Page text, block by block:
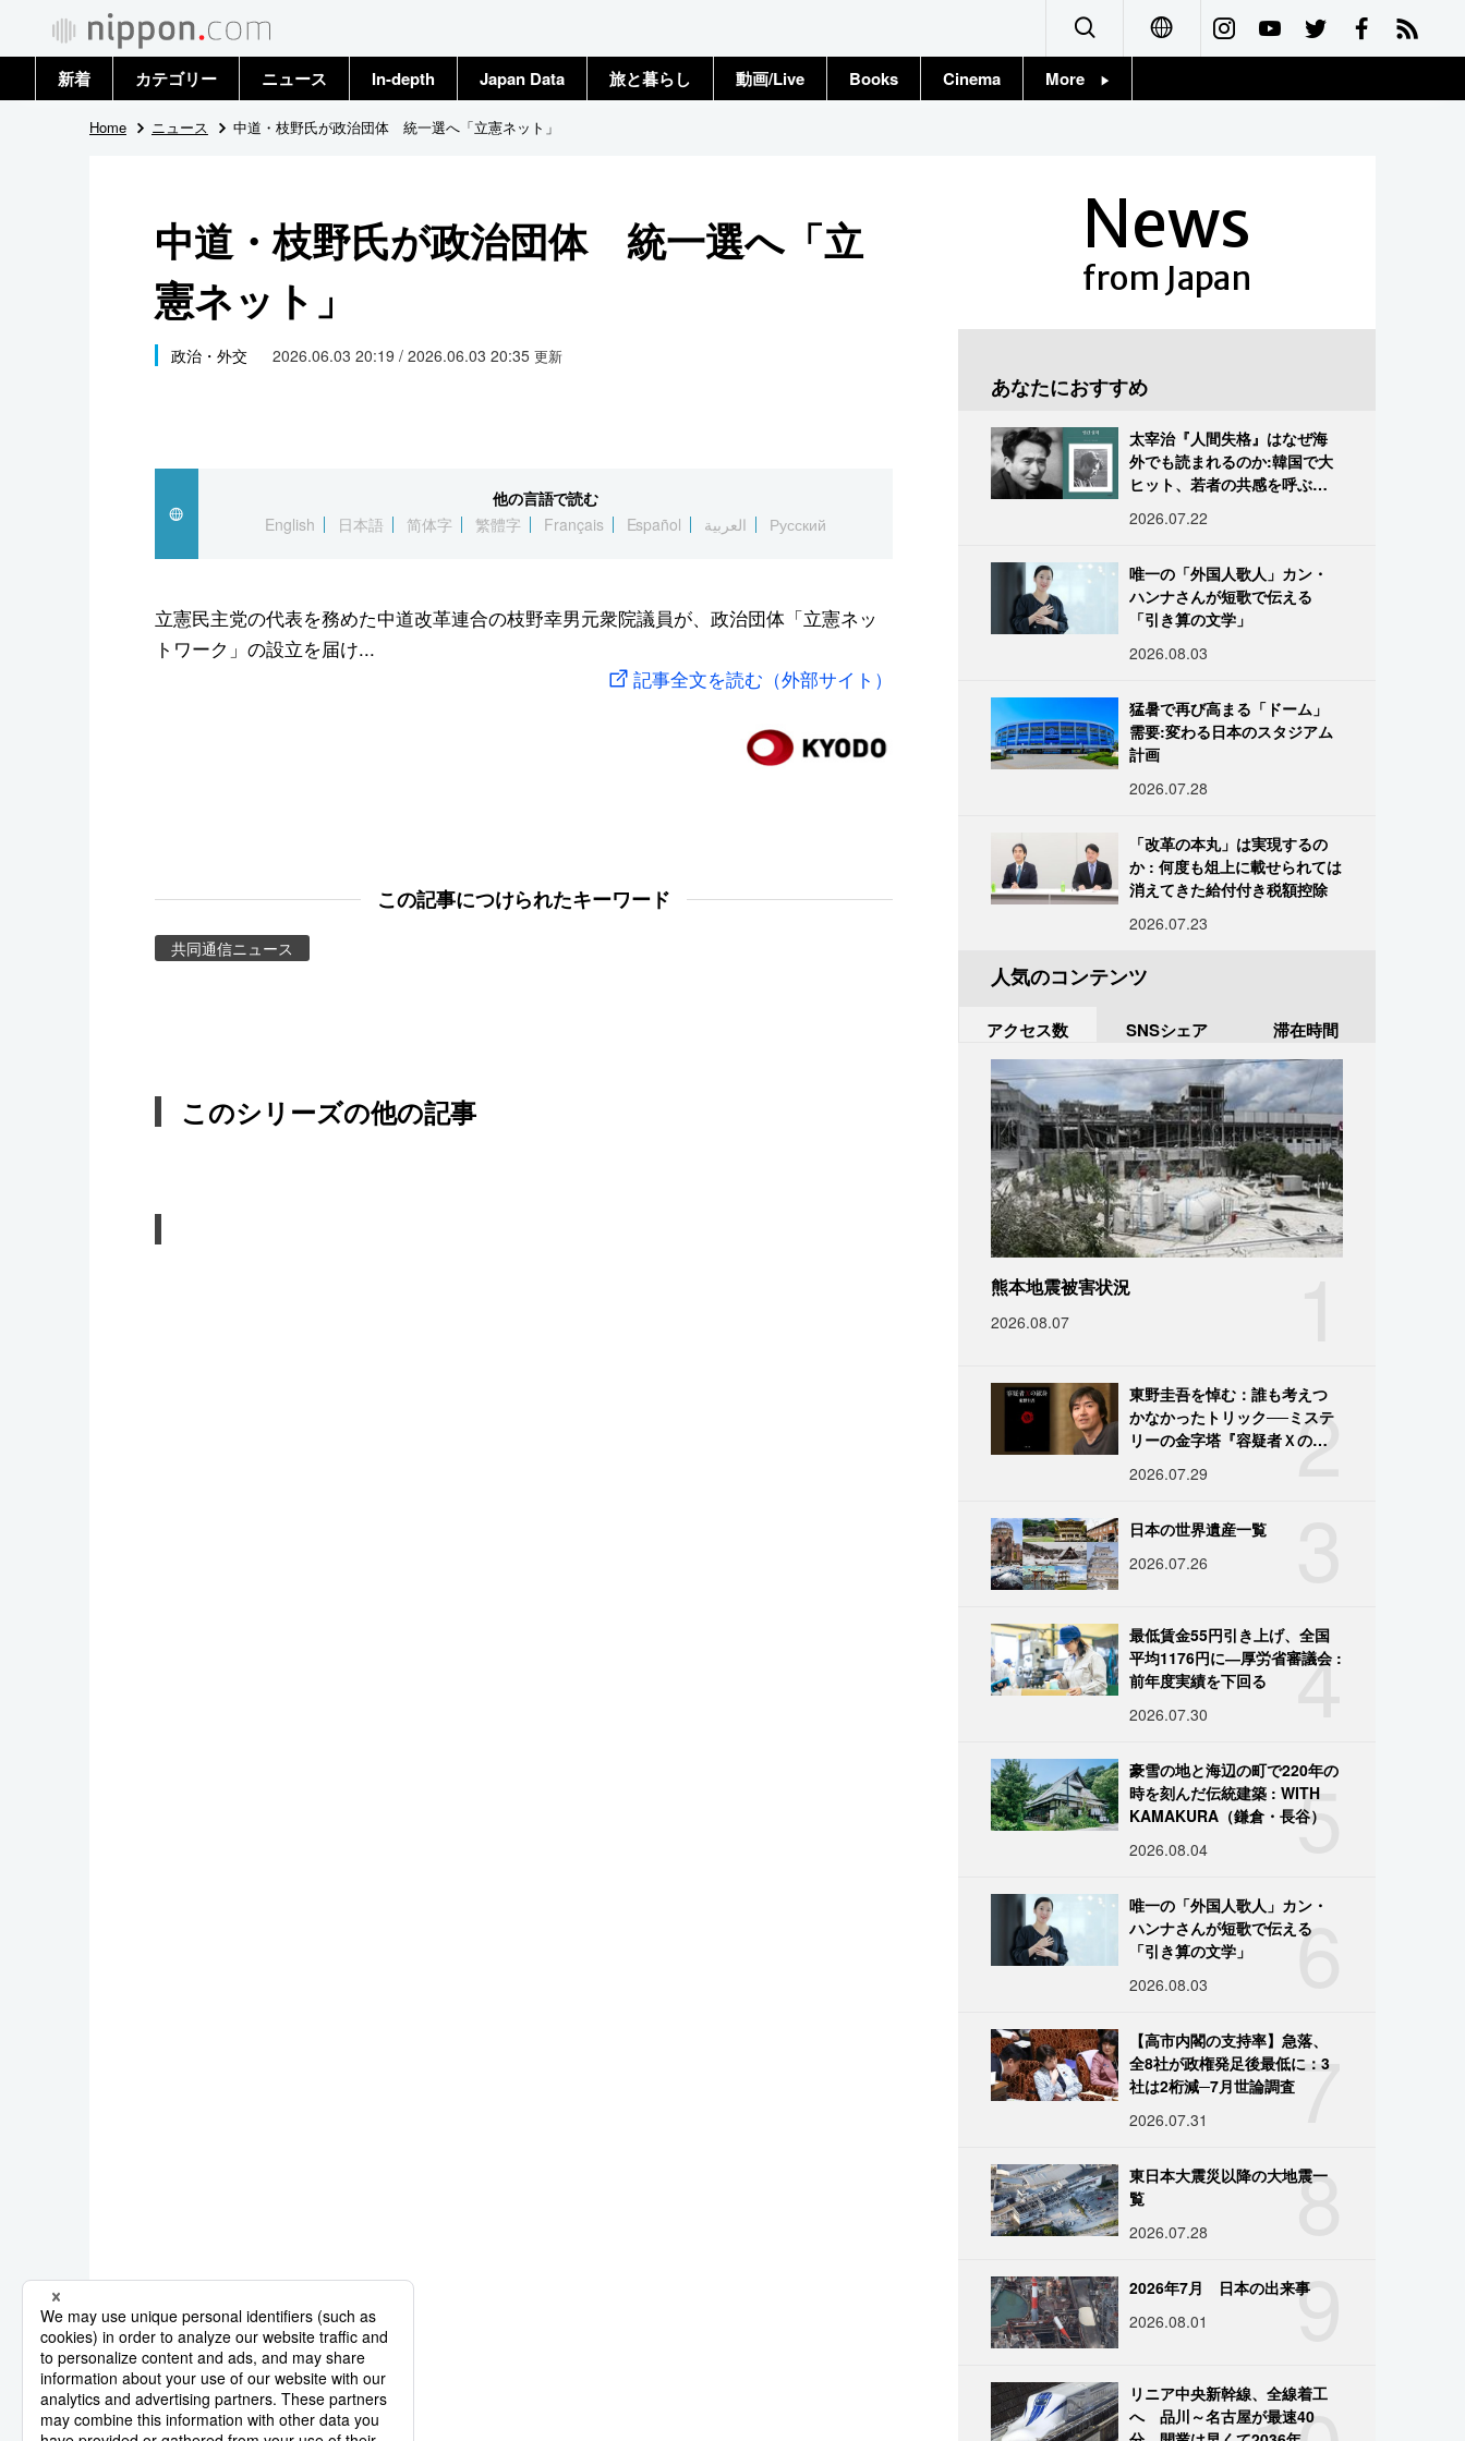
Français
新着 カテゴリー
政治・外交
国際
社会
文化
スポーツ・東京2020
ニュース
トップ
In-depth Japan Data 旅と暮らし 動画/Live Books Cinema More
Home ニュース 中道・枝野氏が政治団体 統一選へ「立憲ネット」
中道・枝野氏が政治団体 統一選へ「立
憲ネット」
政治・外交 2026.06.03 20:19 / 2026.06.03 20:35 更新
他の言語で読む
English
日本語 简体字 繁體字 Français Español العربية Русский
立憲民主党の代表を務めた中道改革連合の枝野幸男元衆院議員が、政治団体「立憲ネッ
トワーク」の設立を届け...
記事全文を読む（外部サイト）
この記事につけられたキーワード
共同通信ニュース
このシリーズの他の記事
News
from Japan
あなたにおすすめ
太宰治『人間失格』はなぜ海
外でも読まれるのか:韓国で大
ヒット、若者の共感を呼ぶ
2026.07.22
唯一の「外国人歌人」カン・
ハンナさんが短歌で伝える
「引き算の文学」
2026.08.03
猛暑で再び高まる「ドーム」
需要:変わる日本のスタジアム
計画
2026.07.28
「改革の本丸」は実現するの
か : 何度も俎上に載せられては
消えてきた給付付き税額控除
2026.07.23
人気のコンテンツ
アクセス数 SNSシェア 滞在時間
熊本地震被害状況
2026.08.07
2
東野圭吾を悼む：誰も考えつ
かなかったトリック──ミステ
リーの金字塔『容疑者Ｘの献
2026.07.29
日本の世界遺産一覧
2026.07.26
4
最低賃金55円引き上げ、全国
平均1176円に―厚労省審議会 :
前年度実績を下回る
2026.07.30
5
豪雪の地と海辺の町で220年の
時を刻んだ伝統建築 : WITH
KAMAKURA（鎌倉・長谷）
2026.08.04
6
唯一の「外国人歌人」カン・
ハンナさんが短歌で伝える
「引き算の文学」
2026.08.03
7
【高市内閣の支持率】急落、
全8社が政権発足後最低に：3
社は2桁減─7月世論調査
2026.07.31
8
東日本大震災以降の大地震一
覧
2026.07.28
9
2026年7月 日本の出来事
2026.08.01
リニア中央新幹線、全線着工
へ 品川～名古屋が最速40